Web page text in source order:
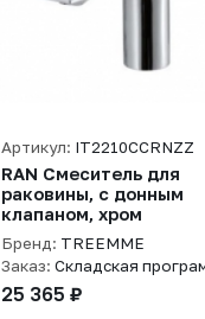
Артикул: IT2210CCRNZZ
RAN Смеситель для
раковины, с донным
клапаном, хром
Бренд: TREEMME
Заказ: Складская
25 365 ₽